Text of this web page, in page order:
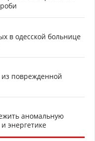
в одесской больнице
из поврежденной
аномальную
энергетике